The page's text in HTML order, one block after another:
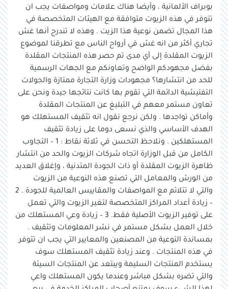
بوبراف الألمانية ، وأيضا هناك علامات ومواصفات يجب ان
تتوفر في هذه الزيوت متوافقة مع الهيئات المتخصصة في
هذا المجال تضمن نوعية هذا الزيت . وهذه لا تندرج أنها غش
تجاري أكثر من انه غش في أرواح الناس مع تطرقنا لموضوع
الزيوت المقلدة إلى أي مدى تم حصر هذه المنتجات المقلدة
بفضل مجهودكم الواضح وتعاونكم مع الجهات الرسمية
للحد من انتشارها؟ مجهودات وزارة التجارة ممتازة والجولات
التفتيشية الدائمة التي تقوم بها كانت نتائجها جيدة ونحن على
تعاون مستمر معهم في التبليغ عن المنتجات المقلدة
وأماكن تواجدها . ولكن نرجع نقول انه تثقيف المستهلك هو
الهدف الأساسي والذي نسعى دوما على زيادة تثقيف
المستهلكين . ونلاحظ التحسن في ثلاثة نقاط : 1 – التجاوب
الكامل من قبل الوزارة اتجاه شركات الزيوت والحد من انتشار
ظاهرة الزيوت المقلدة أو ذات الجودة المتدنية ، وإغلاق العديد
من الورش والمعامل التي تصنع هذه النوعية من الزيوت
والتي لا تتلائم مع المواصفات والمقاييس العالمية للجودة . 2
– زيادة أعداد المراكز المتخصصة لتغير الزيوت والتي تعمل
على توفير الزيوت الأصلية فقط. 3 – زيادة وعي المستهلك من
خلال العمل بشكل مستمر في نشر المعلومات وتثقيف .
بمساندة التوعية من المصنعين والمعايير التي يجب ان تتوفر
في هذه المنتجات . وعند زيادة تثقيف المستهلك سوف
يستخدم المنتجات السليمة ويبتعد عن المنتجات السيئة
والتي تضره بشكل مباشر وعندما يكون المستهلك واعي